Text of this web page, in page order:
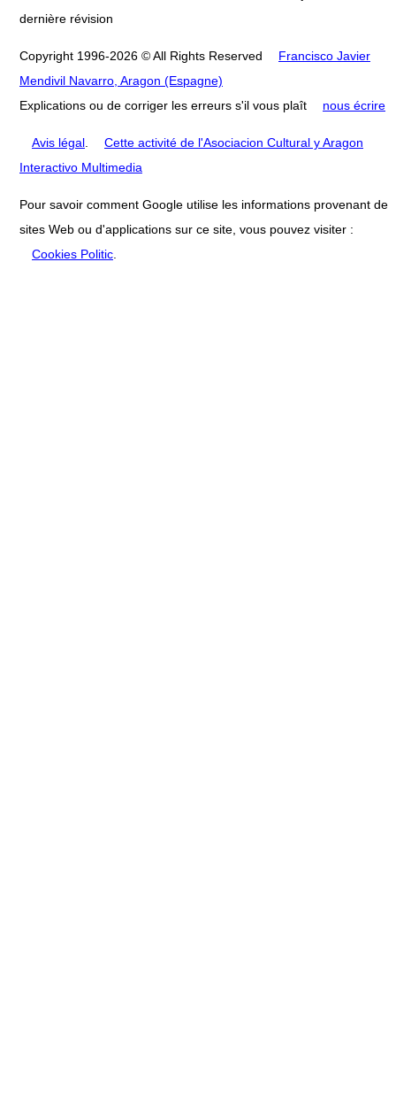
dernière révision
Copyright 1996-2026 © All Rights Reserved
Francisco Javier
Mendivil Navarro, Aragon (Espagne)
Explications ou de corriger les erreurs s'il vous plaît
nous écrire
Avis légal
Cette activité de l'Asociacion Cultural y Aragon
Interactivo Multimedia
Pour savoir comment Google utilise les informations provenant de
sites Web ou d'applications sur ce site, vous pouvez visiter :
Cookies Politic